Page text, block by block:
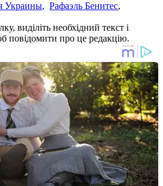
Украины, Рафаэль Бенитес,
виділіть необхідний текст і
повідомити про це редакцію.